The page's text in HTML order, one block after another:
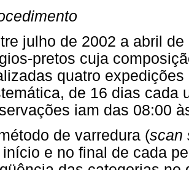
julho de 2002 a abril
pretos cuja
quatro
de 16 dias cada
iam das 08:00
de varredura (scan
início e no final de cada